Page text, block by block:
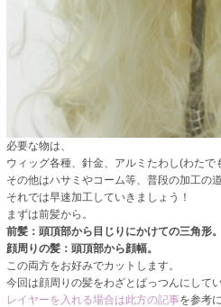
必要な物は、
ウィッグ各種、針金、アルミたわし(わたで
その他はハサミやコーム等、普段の加工の
それでは早速加工していきましょう！
まずは前髪から。
前髪：頭頂部から目じりにかけての三角形
顔周りの髪：頭頂部から顔幅。
この両方をお好みでカットします。
今回は顔周りの髪をわざとぱっつんにしてい
レイヤーを入れる場合は此方の記事を参考